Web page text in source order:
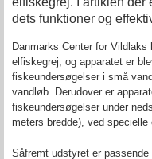
dets funktioner og
Danmarks Center for
elfiskegrej, og apparatet er
fiskeundersøgelser i små
vandløb. Derudover er
fiskeundersøgelser under
meters bredde), ved
Såfremt udstyret er